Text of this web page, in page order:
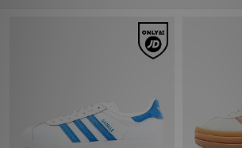
Tuotemerkit